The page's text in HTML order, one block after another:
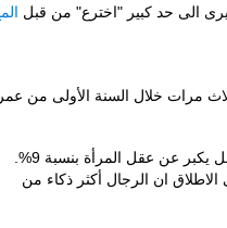
الى حد كبير "اخترع" من قبل
مرات خلال السنة الأولى من
ان متوسط حجم عقل الرجل يكبر عن عقل المرأة بنسبة 9%.
ان الرجال أكثر ذكاء من